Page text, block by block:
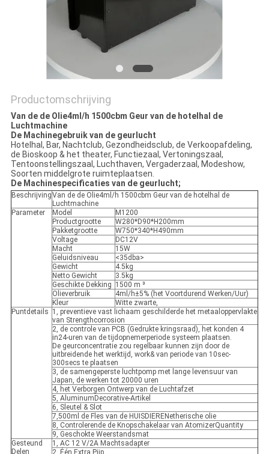
Productomschrijving
Van de de Olie4ml/h 1500cbm Geur van de hotelhal de
Luchtmachine
De Machinegebruik van de geurlucht
Hotelhal, Bar, Nachtclub, Gezondheidsclub, de Verkoopafdeling,
de Bioskoop & het theater, Functiezaal, Vertoningszaal,
Tentoonstellingszaal, Luchthaven, Vergaderzaal, Modeshow,
Soorten middelgrote ruimteplaatsen.
De Machinespecificaties van de geurlucht;
BeschrijvingVan de de Olie4ml/h 1500cbm Geur van de hotelhal de
Luchtmachine
Parameter
Model
M1200
Productgrootte
W280*D90*H200mm
Pakketgrootte
W750*340*H490mm
Voltage
DC12V
Macht
15W
Geluidsniveau
<35dba>
Gewicht
4.5kg
Netto Gewicht
3.5kg
Geschikte Dekking 1500 m ³
Olieverbruik
4ml/h±5% (het Voortdurend Werken/Uur)
Kleur
Witte zwarte,
Puntdetails 1, preventieve vast lichaam geschilderde het metaaloppervlakte
van Strengthcorrosion
2, de controle van PCB (Gedrukte kringsraad), het konden 4
in24-uren van de tijdopnemerperiode systeem plaatsen.
De geurconcentratie zou regelbaar kunnen zijn door de
uitbreidende het werktijd, work& van periode van 10sec-
300secs te plaatsen
3, de samengeperste luchtpomp met lange levensuur van
Japan, de werken tot 20000 uren
4, het Verborgen Ontwerp van de Luchtafzet
5, AluminumDecorative-Artikel
6, Sleutel & Slot
7,500ml de Fles van de HUISDIERENetherische olie
8, Controlerende de Knopschakelaar van AtomizerQuantity
9, Geschokte Weerstandsmat
Gesteund
Delen
1, AC 12 V/2A Machtsadapter